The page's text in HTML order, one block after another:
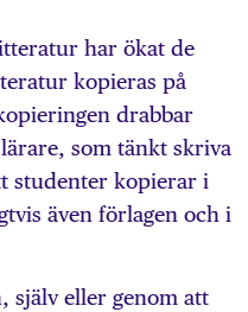
har ökat de
kopieras på
drabbar
som tänkt skriva
studenter kopierar i
även förlagen och i
själv eller genom att